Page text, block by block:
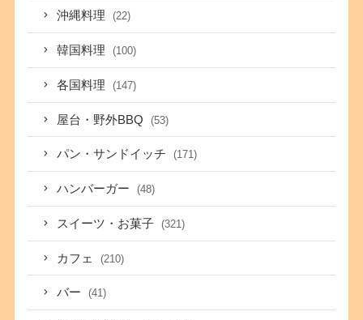
沖縄料理 (22)
韓国料理 (100)
各国料理 (147)
屋台・野外BBQ (53)
パン・サンドイッチ (171)
ハンバーガー (48)
スイーツ・お菓子 (321)
カフェ (210)
バー (41)